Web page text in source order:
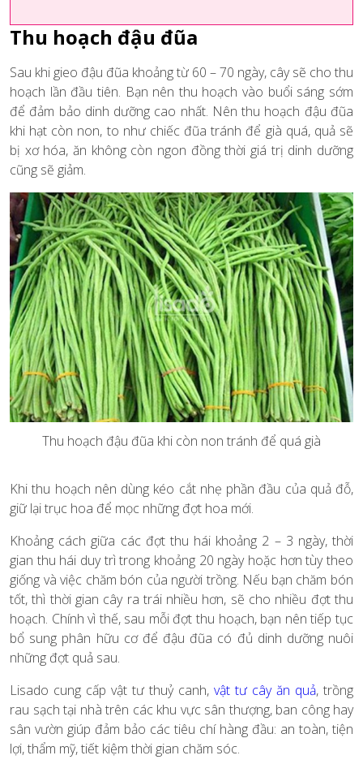
Thu hoạch đậu đũa
Sau khi gieo đậu đũa khoảng từ 60 – 70 ngày, cây sẽ cho thu
hoạch lần đầu tiên. Bạn nên thu hoạch vào buổi sáng sớm
để đảm bảo dinh dưỡng cao nhất. Nên thu hoạch đậu đũa
khi hạt còn non, to như chiếc đũa tránh để già quá, quả sẽ
bị xơ hóa, ăn không còn ngon đồng thời giá trị dinh dưỡng
cũng sẽ giảm.
Thu hoạch đậu đũa khi còn non tránh để quá già
Khi thu hoạch nên dùng kéo cắt nhẹ phần đầu của quả đỗ,
giữ lại trục hoa để mọc những đợt hoa mới.
Khoảng cách giữa các đợt thu hái khoảng 2 – 3 ngày, thời
gian thu hái duy trì trong khoảng 20 ngày hoặc hơn tùy theo
giống và việc chăm bón của người trồng. Nếu bạn chăm bón
tốt, thì thời gian cây ra trái nhiều hơn, sẽ cho nhiều đợt thu
hoạch. Chính vì thế, sau mỗi đợt thu hoạch, bạn nên tiếp tục
bổ sung phân hữu cơ để đậu đũa có đủ dinh dưỡng nuôi
những đợt quả sau.
Lisado cung cấp vật tư thuỷ canh, vật tư cây ăn quả, trồng
rau sạch tại nhà trên các khu vực sân thượng, ban công hay
sân vườn giúp đảm bảo các tiêu chí hàng đầu: an toàn, tiện
lợi, thẩm mỹ, tiết kiệm thời gian chăm sóc.